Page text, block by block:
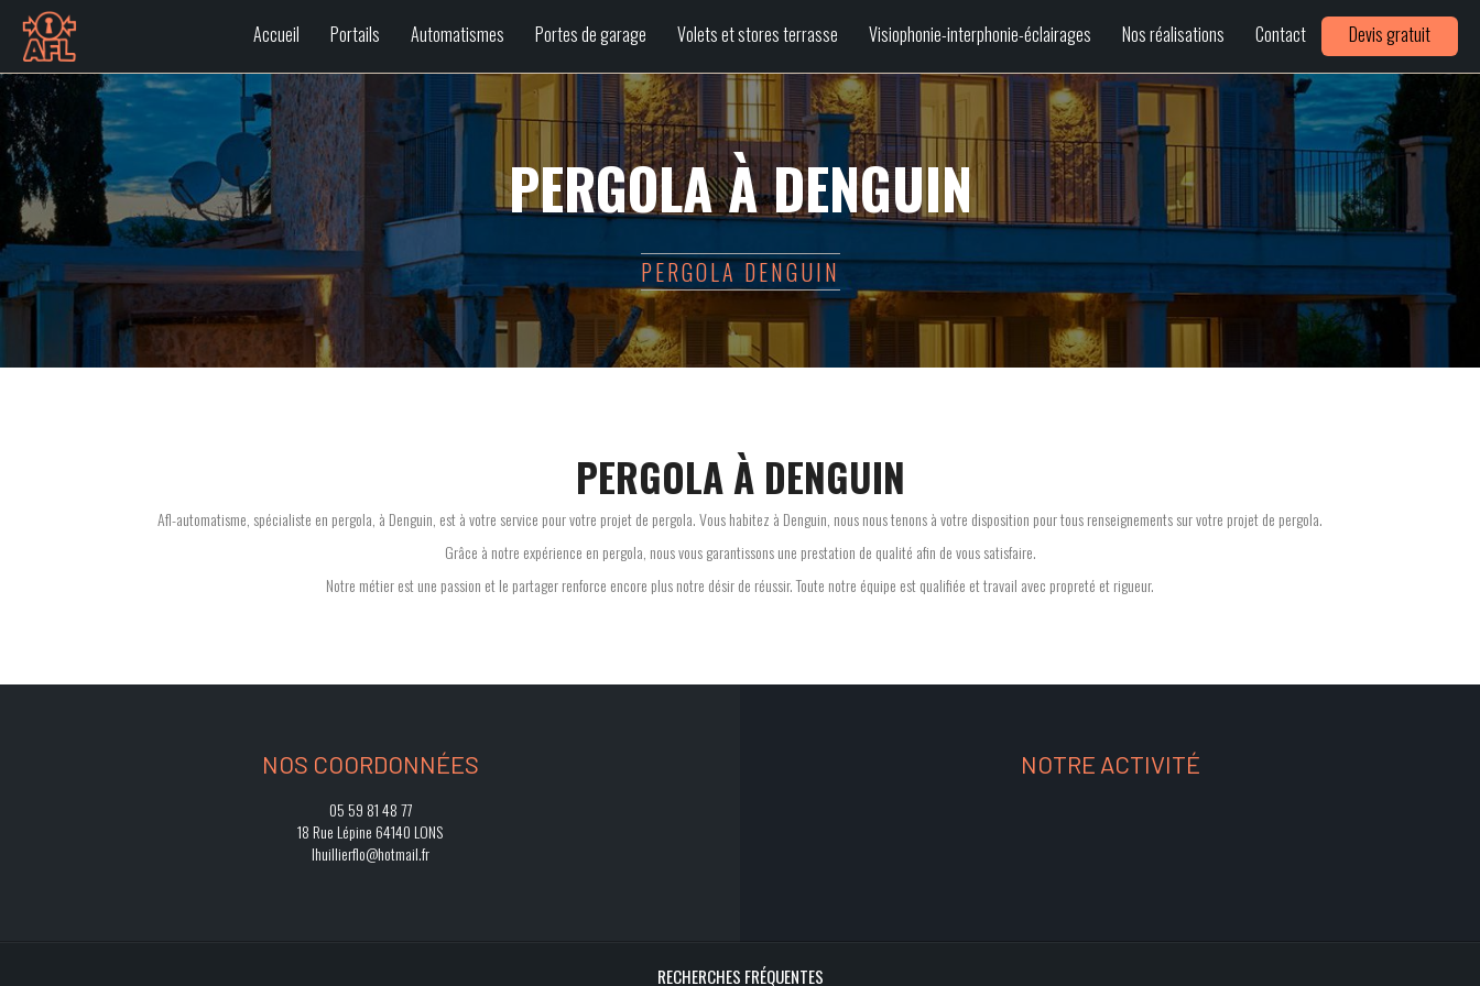
Accueil Portails Automatismes Portes de garage Volets et stores terrasse Visiophonie-interphonie-éclairages Nos réalisations Contact Devis gratuit
PERGOLA À DENGUIN
PERGOLA DENGUIN
PERGOLA À DENGUIN
Afl-automatisme, spécialiste en pergola, à Denguin, est à votre service pour votre projet de pergola. Vous habitez à Denguin, nous nous tenons à votre disposition pour tous renseignements sur votre projet de pergola.
Grâce à notre expérience en pergola, nous vous garantissons une prestation de qualité afin de vous satisfaire.
Notre métier est une passion et le partager renforce encore plus notre désir de réussir. Toute notre équipe est qualifiée et travail avec propreté et rigueur.
NOS COORDONNÉES
05 59 81 48 77
18 Rue Lépine 64140 LONS
lhuillierflo@hotmail.fr
NOTRE ACTIVITÉ
RECHERCHES FRÉQUENTES